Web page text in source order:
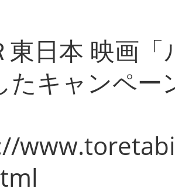
東日本 映画
たキャンペー